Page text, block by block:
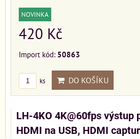
NOVINKA
420 Kč
Import kód: 50863
ks DO KOŠÍKU
LH-4KO 4K@60fps výstup
HDMI na USB, HDMI